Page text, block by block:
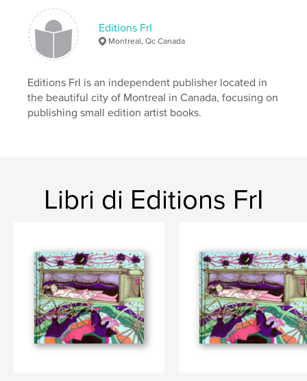
Editions FrI
Montreal, Qc Canada
Editions FrI is an independent publisher located in
the beautiful city of Montreal in Canada, focusing on
publishing small edition artist books.
Libri di Editions FrI